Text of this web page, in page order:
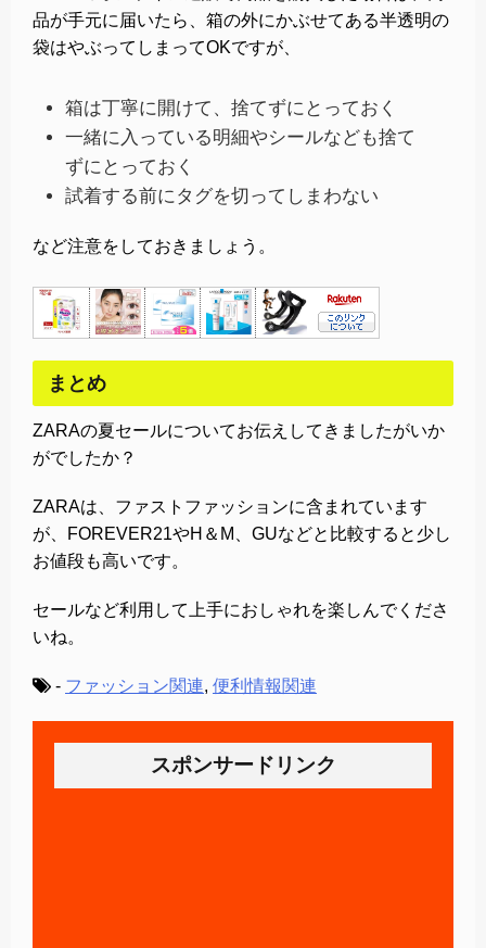
品が手元に届いたら、箱の外にかぶせてある半透明の
袋はやぶってしまってOKですが、
箱は丁寧に開けて、捨てずにとっておく
一緒に入っている明細やシールなども捨て
ずにとっておく
試着する前にタグを切ってしまわない
など注意をしておきましょう。
まとめ
ZARAの夏セールについてお伝えしてきましたがいか
がでしたか？
ZARAは、ファストファッションに含まれています
が、FOREVER21やH＆M、GUなどと比較すると少し
お値段も高いです。
セールなど利用して上手におしゃれを楽しんでくださ
いね。
- ファッション関連, 便利情報関連
スポンサードリンク